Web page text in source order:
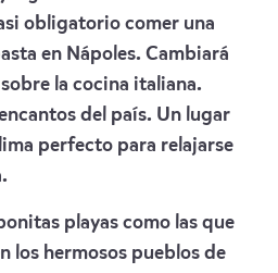
obligatorio comer una
en Nápoles. Cambiará
la cocina italiana.
del país. Un lugar
perfecto para relajarse
playas como las que
los hermosos pueblos de